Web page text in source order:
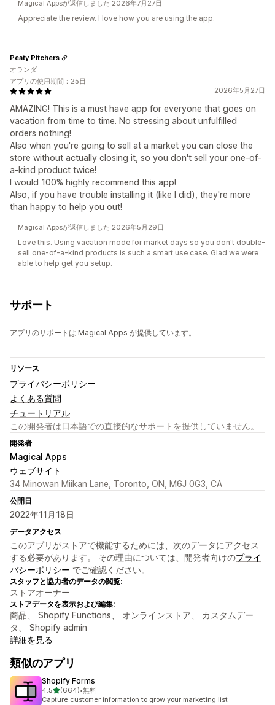
Magical Appsが返信しました 2026年7月27日
Appreciate the review. I love how you are using the app.
2026年5月27日
AMAZING! This is a must have app for everyone that goes on
vacation from time to time. No stressing about unfulfilled
orders nothing!
Also when you're going to sell at a market you can close the
store without actually closing it, so you don't sell your one-of-
a-kind product twice!
I would 100% highly recommend this app!
Also, if you have trouble installing it (like I did), they're more
than happy to help you out!
Peaty Pitchers
オランダ
アプリの使用期間：25日
Magical Appsが返信しました 2026年5月29日
Love this. Using vacation mode for market days so you don't double-
sell one-of-a-kind products is such a smart use case. Glad we were
able to help get you setup.
サポート
アプリのサポートは Magical Apps が提供しています。
リソース
プライバシーポリシー
よくある質問
チュートリアル
この開発者は日本語での直接的なサポートを提供していません。
開発者
Magical Apps
ウェブサイト
34 Minowan Miikan Lane, Toronto, ON, M6J 0G3, CA
公開日
2022年11月18日
データアクセス
このアプリがストアで機能するためには、次のデータにアクセス
する必要があります。 その理由については、開発者向けのプライ
バシーポリシー でご確認ください。
スタッフと協力者のデータの閲覧:
ストアオーナー
ストアデータを表示および編集:
商品、 Shopify Functions、 オンラインストア、 カスタムデー
タ、 Shopify admin
詳細を見る
類似のアプリ
Shopify Forms
4.55つ星中
(664)
合計レビュー数：664件
•無料
Capture customer information to grow your marketing list